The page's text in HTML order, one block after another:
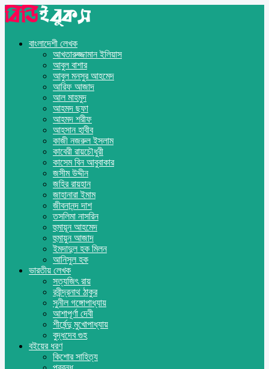
বাংলাদেশী লেখক
আখতারুজ্জামান ইলিয়াস
আবুল বাশার
আবুল মনসুর আহমেদ
আরিফ আজাদ
আল মাহমুদ
আহমদ ছফা
আহমদ শরীফ
আহসান হাবীব
কাজী নজরুল ইসলাম
কাবেরী রায়চৌধুরী
কাসেম বিন আবুবাকার
জসীম উদ্দীন
জহির রায়হান
জাহানারা ইমাম
জীবনানন্দ দাশ
তসলিমা নাসরিন
হুমায়ূন আহমেদ
হুমায়ুন আজাদ
ইমদাদুল হক মিলন
আনিসুল হক
ভারতীয় লেখক
সত্যজিৎ রায়
রবীন্দ্রনাথ ঠাকুর
সুনীল গঙ্গোপাধ্যায়
আশাপূর্ণা দেবী
শীর্ষেন্দু মুখোপাধ্যায়
বুদ্ধদেব গুহ
বইয়ের ধরণ
কিশোর সাহিত্য